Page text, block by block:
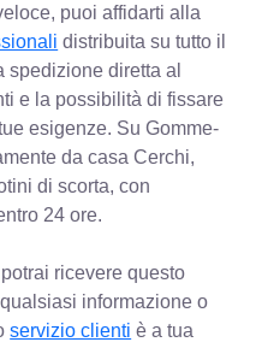
puoi affidarti alla
distribuita su tutto il
diretta al
e la possibilità di fissare
esigenze. Su Gomme-
da casa Cerchi,
di scorta, con
24 ore.
ricevere questo
informazione o
servizio clienti è a tua